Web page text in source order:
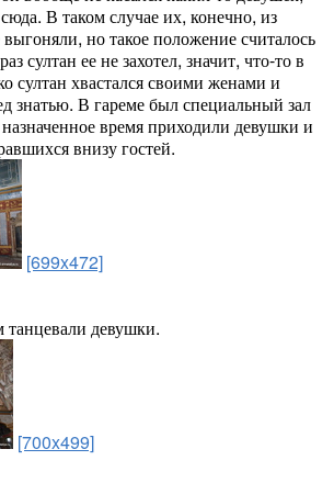
В таком случае их, конечно, из
но такое положение считалось
султан ее не захотел, значит, что-то в
султан хвастался своими женами и
знатью. В гареме был специальный зал
время приходили девушки и
внизу гостей.
[699x472]
танцевали девушки.
[700x499]